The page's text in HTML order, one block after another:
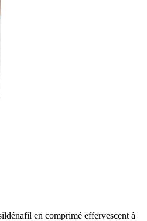
en comprimé effervescent à